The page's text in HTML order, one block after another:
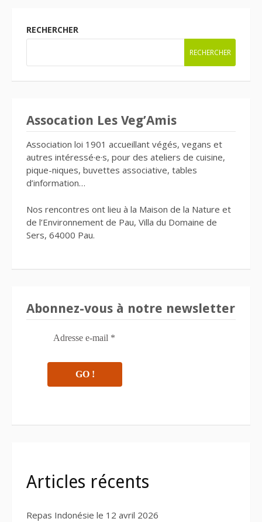
RECHERCHER
RECHERCHER
Assocation Les Veg’Amis
Association loi 1901 accueillant végés, vegans et
autres intéressé·e·s, pour des ateliers de cuisine,
pique-niques, buvettes associative, tables
d’information…
Nos rencontres ont lieu à la Maison de la Nature et
de l’Environnement de Pau, Villa du Domaine de
Sers, 64000 Pau.
Abonnez-vous à notre newsletter
Articles récents
Repas Indonésie le 12 avril 2026